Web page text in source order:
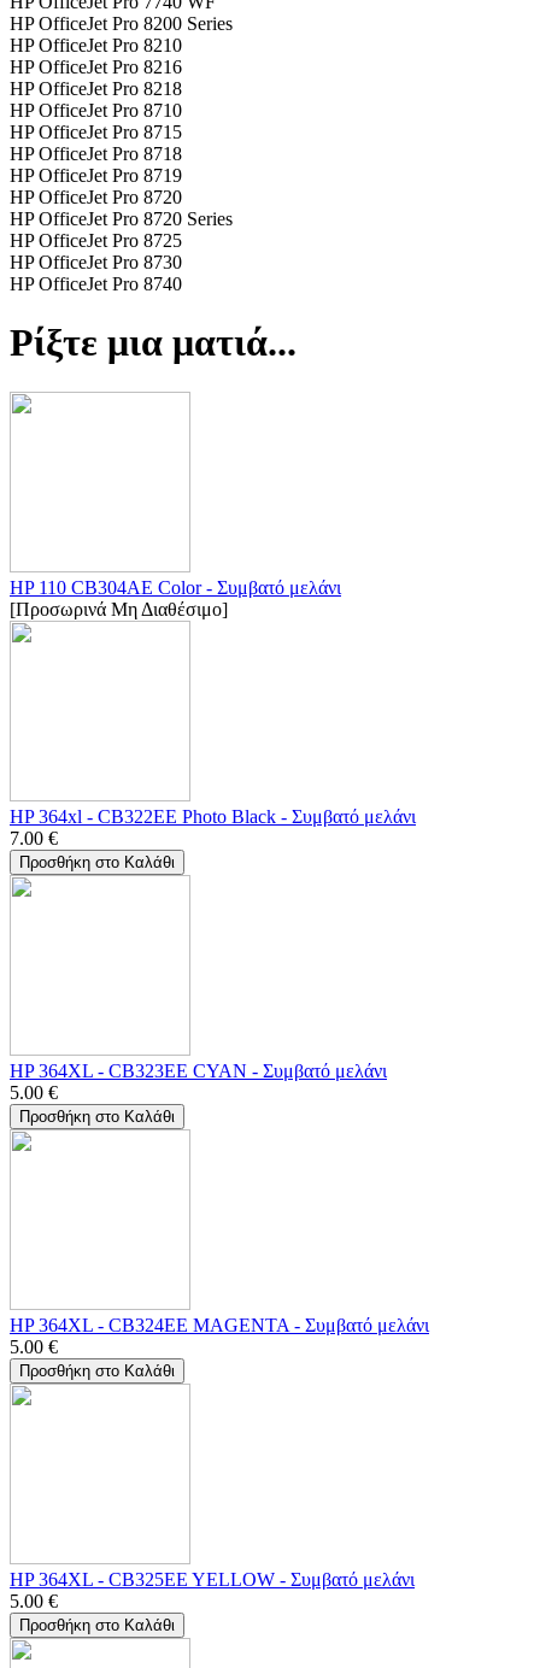
HP OfficeJet Pro 8200 Series
HP OfficeJet Pro 8210
HP OfficeJet Pro 8216
HP OfficeJet Pro 8218
HP OfficeJet Pro 8710
HP OfficeJet Pro 8715
HP OfficeJet Pro 8718
HP OfficeJet Pro 8719
HP OfficeJet Pro 8720
HP OfficeJet Pro 8720 Series
HP OfficeJet Pro 8725
HP OfficeJet Pro 8730
HP OfficeJet Pro 8740
Ρίξτε μια ματιά...
HP 110 CB304AE Color - Συμβατό μελάνι
[Προσωρινά Μη Διαθέσιμο]
HP 364xl - CB322EE Photo Black - Συμβατό μελάνι
7.00 €
Προσθήκη στο Καλάθι
HP 364XL - CB323EE CYAN - Συμβατό μελάνι
5.00 €
Προσθήκη στο Καλάθι
HP 364XL - CB324EE MAGENTA - Συμβατό μελάνι
5.00 €
Προσθήκη στο Καλάθι
HP 364XL - CB325EE YELLOW - Συμβατό μελάνι
5.00 €
Προσθήκη στο Καλάθι